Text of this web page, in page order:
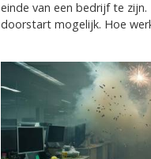
einde van een bedrijf te zijn.
doorstart mogelijk. Hoe